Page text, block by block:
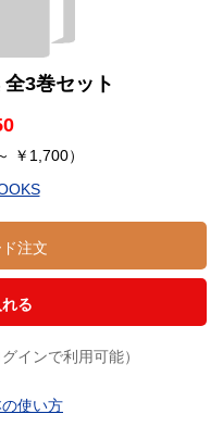
3巻セット
￥1,700）
注文
る
インで利用可能）
使い方